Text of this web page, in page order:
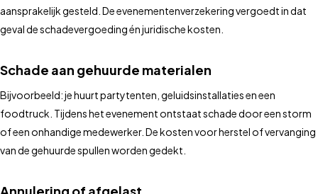
aansprakelijk gesteld. De evenementenverzekering vergoedt in dat
geval de schadevergoeding én juridische kosten.
Schade aan gehuurde materialen
Bijvoorbeeld: je huurt partytenten, geluidsinstallaties en een
foodtruck. Tijdens het evenement ontstaat schade door een storm
of een onhandige medewerker. De kosten voor herstel of vervanging
van de gehuurde spullen worden gedekt.